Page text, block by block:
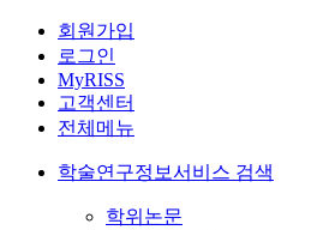
회원가입
로그인
MyRISS
고객센터
전체메뉴
학술연구정보서비스 검색
학위논문